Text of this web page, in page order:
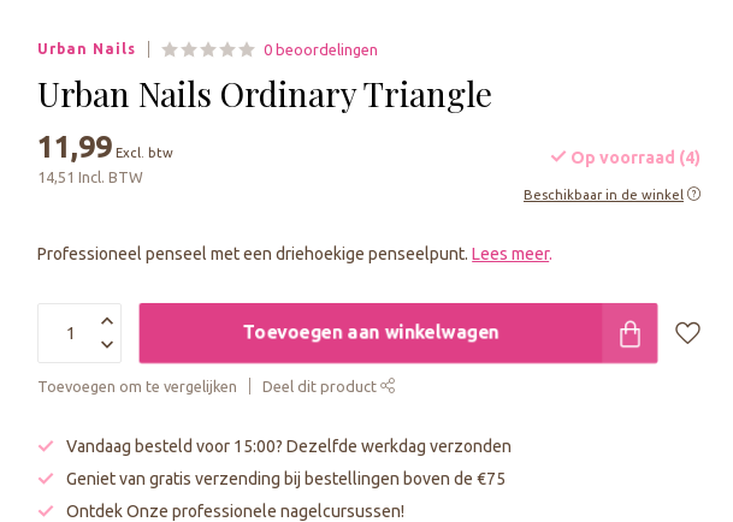
Urban Nails 0 beoordelingen
Urban Nails Ordinary Triangle
11,99 Excl. btw
14,51 Incl. BTW
Op voorraad (4)
Beschikbaar in de winkel
Professioneel penseel met een driehoekige penseelpunt.Lees meer.
Toevoegen aan winkelwagen
Toevoegen om te vergelijken Deel dit product
Vandaag besteld voor 15:00? Dezelfde werkdag verzonden
Geniet van gratis verzending bij bestellingen boven de €75
Ontdek Onze professionele nagelcursussen!